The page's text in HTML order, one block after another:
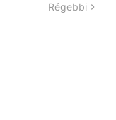
Régebbi